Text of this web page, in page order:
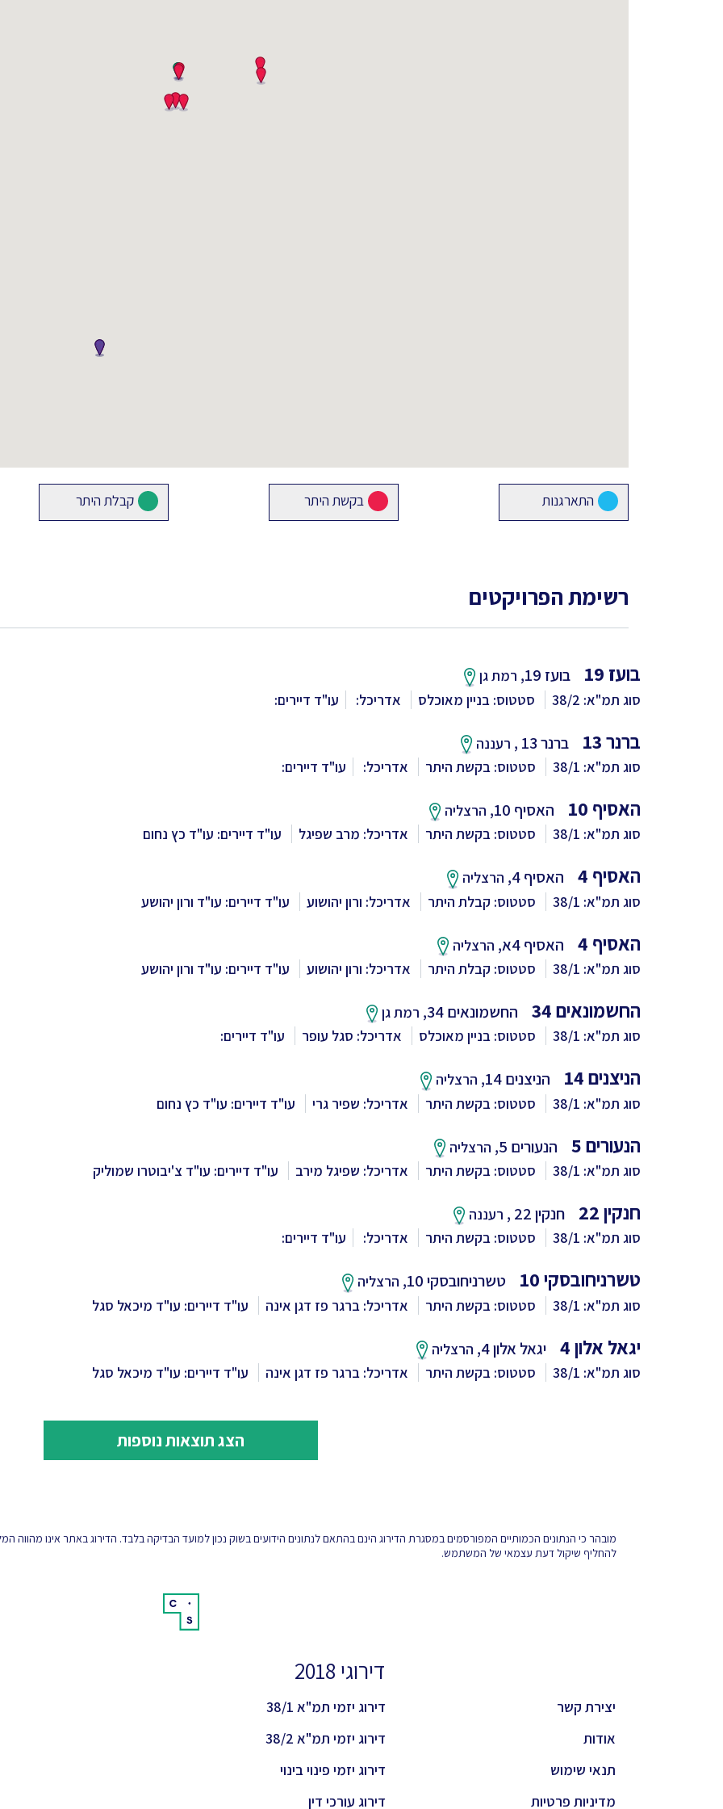
התארגנות בקשת היתר קבלת היתר
רשימת הפרויקטים
בועז 19 בועז 19,
רמת גן
סוג תמ"א: 38/2
סטטוס: בניין מאוכלס אדריכל: עו"ד דיירים:
ברנר 13 ברנר 13 ,
רעננה
סוג תמ"א: 38/1
סטטוס: בקשת היתר אדריכל: עו"ד דיירים:
האסיף 10 האסיף 10,
הרצליה
סוג תמ"א: 38/1
סטטוס: בקשת היתר אדריכל: מרב שפיגל עו"ד דיירים: עו"ד כץ נחום
האסיף 4 האסיף 4,
הרצליה
סוג תמ"א: 38/1
סטטוס: קבלת היתר אדריכל: ורון יהושוע עו"ד דיירים: עו"ד ורון יהושע
האסיף 4 האסיף 4א,
הרצליה
סוג תמ"א: 38/1
סטטוס: קבלת היתר אדריכל: ורון יהושוע עו"ד דיירים: עו"ד ורון יהושע
החשמונאים 34 החשמונאים 34,
רמת גן
סוג תמ"א: 38/1
סטטוס: בניין מאוכלס אדריכל: סגל עופר עו"ד דיירים:
הניצנים 14 הניצנים 14,
הרצליה
סוג תמ"א: 38/1
סטטוס: בקשת היתר אדריכל: שפיר גרי עו"ד דיירים: עו"ד כץ נחום
הנעורים 5 הנעורים 5,
הרצליה
סוג תמ"א: 38/1
סטטוס: בקשת היתר אדריכל: שפיגל מירב עו"ד דיירים: עו"ד צ'יבוטרו שמוליק
חנקין 22 חנקין 22 ,
רעננה
סוג תמ"א: 38/1
סטטוס: בקשת היתר אדריכל: עו"ד דיירים:
טשרניחובסקי 10 טשרניחובסקי 10,
הרצליה
סוג תמ"א: 38/1
סטטוס: בקשת היתר אדריכל: ברגר פז דגן אינה עו"ד דיירים: עו"ד מיכאל סגל
יגאל אלון 4 יגאל אלון 4,
הרצליה
סוג תמ"א: 38/1
סטטוס: בקשת היתר אדריכל: ברגר פז דגן אינה עו"ד דיירים: עו"ד מיכאל סגל
הצג תוצאות נוספות
מובהר כי הנתונים הכמותיים המפורסמים במסגרת הדירוג הינם בהתאם לנתונים הידועים בשוק נכון למועד הבדיקה בלבד. הדירוג באתר אינו
להחליף שיקול דעת עצמאי של המשתמש.
יצירת קשר
אודות
תנאי שימוש
מדיניות פרטיות
דירוגי 2018
דירוג יזמי תמ"א 38/1
דירוג יזמי תמ"א 38/2
דירוג יזמי פינוי בינוי
דירוג עורכי דין